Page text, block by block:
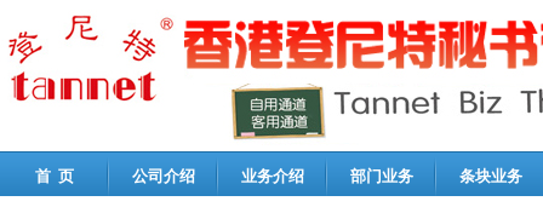
首 页 公司介绍 业务介绍 部门业务 条块业务